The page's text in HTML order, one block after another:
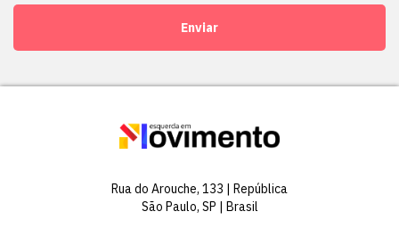
Enviar
Rua do Arouche, 133 | República
São Paulo, SP | Brasil